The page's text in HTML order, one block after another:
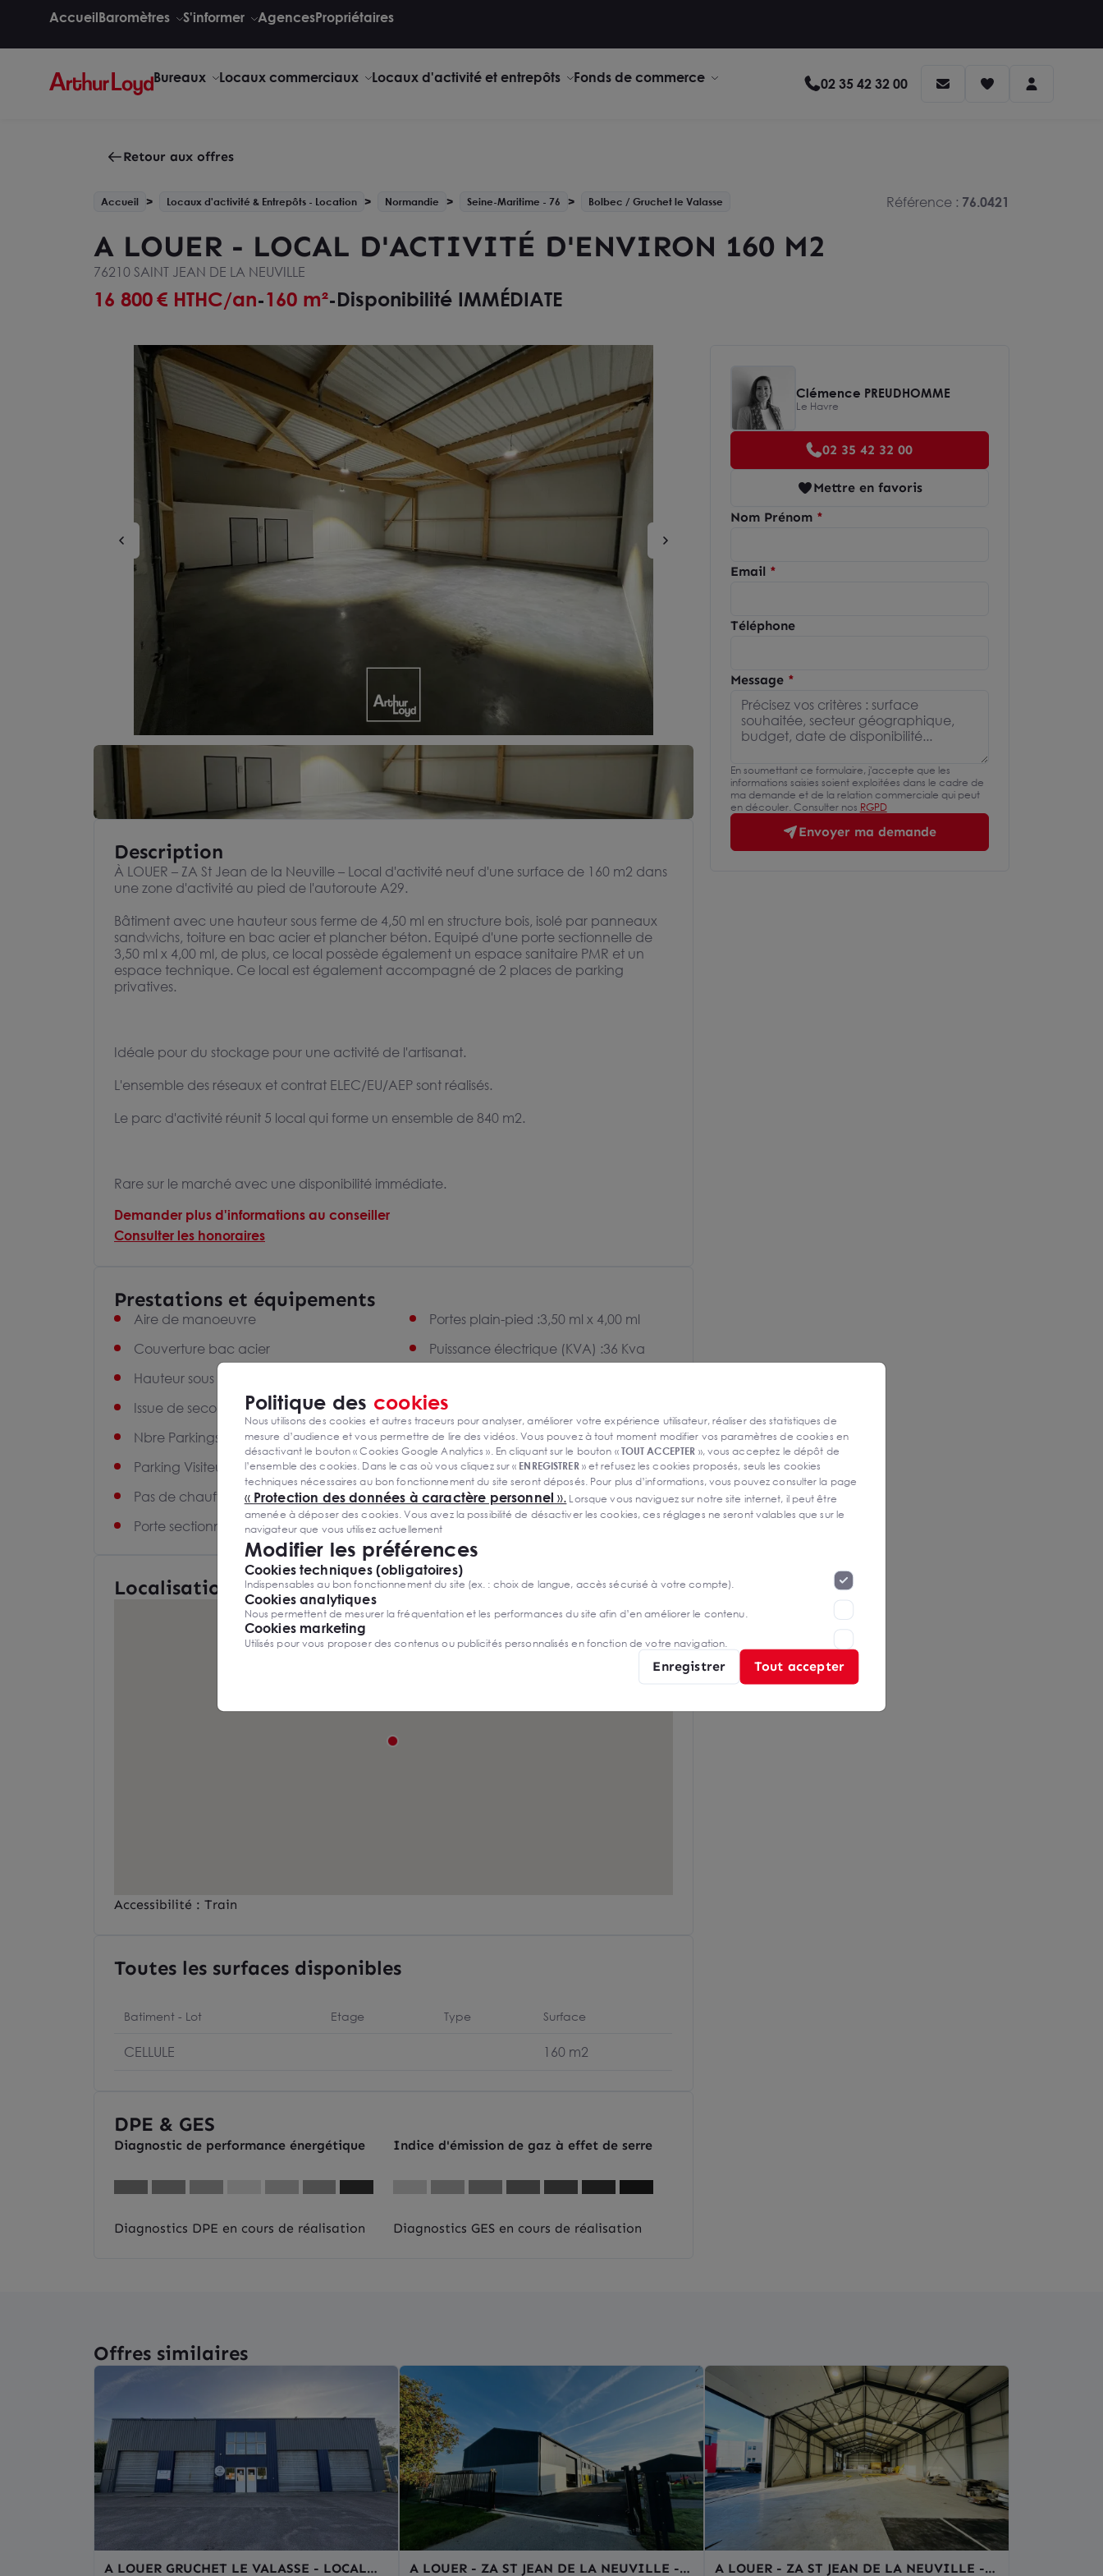
AccueilBaromètres S'informer AgencesPropriétaires
Bureaux Locaux commerciaux Locaux d'activité et entrepôts Fonds de commerce 02 35 42 32 00
Retour aux offres
Accueil Locaux d'activité & Entrepôts - Location Normandie Seine-Maritime - 76 Bolbec / Gruchet le Valasse Référence : 76.0421
A LOUER - LOCAL D'ACTIVITÉ D'ENVIRON 160 M2
76210 SAINT JEAN DE LA NEUVILLE
16 800€ HTHC/an-160 m²-Disponibilité IMMÉDIATE
Description
À LOUER – ZA St Jean de la Neuville – Local d'activité neuf d'une surface de 160 m2 dans
une zone d'activité au pied de l'autoroute A29.
Bâtiment avec une hauteur sous ferme de 4,50 ml en structure bois, isolé par panneaux
sandwichs, toiture en bac acier et plancher béton. Equipé d'une porte sectionnelle de
3,50 ml x 4,00 ml, de plus, ce local possède également un espace sanitaire PMR et un
espace technique. Ce local est également accompagné de 2 places de parking
privatives.
Idéale pour du stockage pour une activité de l'artisanat.
L'ensemble des réseaux et contrat ELEC/EU/AEP sont réalisés.
Le parc d'activité réunit 5 local qui forme un ensemble de 840 m2.
Rare sur le marché avec une disponibilité immédiate.
Demander plus d'informations au conseiller
Consulter les honoraires
Prestations et équipements
Aire de manoeuvre
Couverture bac acier
Hauteur sous ferme :4,50 ml
Issue de secours
Nbre Parkings extérieurs privatifs :2
Parking Visiteur
Pas de chauffage
Porte sectionnelle motorisée
Portes plain-pied :3,50 ml x 4,00 ml
Puissance électrique (KVA) :36 Kva
Sanitaires privés
Site clos
Terrain bitumé
Type de charpente :Bois laméllé collé
Localisation et Transports
Accessibilité : Train
Toutes les surfaces disponibles
Batiment - Lot Etage Type Surface
CELLULE 160 m2
DPE & GES
Diagnostic de performance énergétique
Diagnostics DPE en cours de réalisation
Indice d'émission de gaz à effet de serre
Diagnostics GES en cours de réalisation
Clémence PREUDHOMME
Le Havre
02 35 42 32 00
Mettre en favoris
Nom Prénom
Email
Téléphone
Message
En soumettant ce formulaire, j'accepte que les
informations saisies soient exploitées dans le cadre de
ma demande et de la relation commerciale qui peut
en découler. Consulter nos RGPD
Envoyer ma demande
Offres similaires
A LOUER GRUCHET LE VALASSE - LOCAL
A LOUER - ZA ST JEAN DE LA NEUVILLE -
A LOUER - ZA ST JEAN DE LA NEUVILLE -
Politique des cookies
Nous utilisons des cookies et autres traceurs pour analyser, améliorer votre expérience utilisateur, réaliser des statistiques de
mesure d’audience et vous permettre de lire des vidéos. Vous pouvez à tout moment modifier vos paramètres de cookies en
désactivant le bouton « Cookies Google Analytics ». En cliquant sur le bouton «TOUT ACCEPTER », vous acceptez le dépôt de
l’ensemble des cookies. Dans le cas où vous cliquez sur « ENREGISTRER» et refusez les cookies proposés, seuls les cookies
techniques nécessaires au bon fonctionnement du site seront déposés. Pour plus d’informations, vous pouvez consulter la page
« Protection des données à caractère personnel ». Lorsque vous naviguez sur notre site internet, il peut être
amenée à déposer des cookies. Vous avez la possibilité de désactiver les cookies, ces réglages ne seront valables que sur le
navigateur que vous utilisez actuellement
Modifier les préférences
Cookies techniques (obligatoires)
Indispensables au bon fonctionnement du site (ex. : choix de langue, accès sécurisé à votre compte).
Cookies analytiques
Nous permettent de mesurer la fréquentation et les performances du site afin d’en améliorer le contenu.
Cookies marketing
Utilisés pour vous proposer des contenus ou publicités personnalisés en fonction de votre navigation.
Enregistrer Tout accepter